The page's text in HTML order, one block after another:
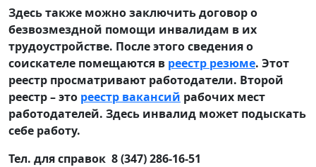
Здесь также можно заключить договор о
безвозмездной помощи инвалидам в их
трудоустройстве. После этого сведения о
соискателе помещаются в реестр резюме. Этот
реестр просматривают работодатели. Второй
реестр – это реестр вакансий рабочих мест
работодателей. Здесь инвалид может подыскать
себе работу.
Тел. для справок 8 (347) 286-16-51